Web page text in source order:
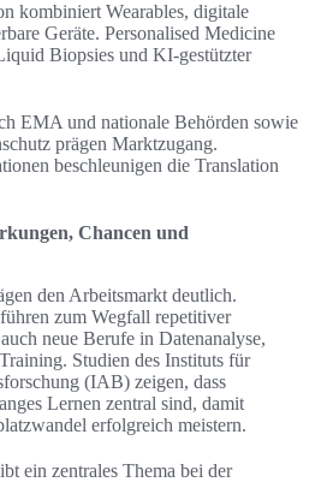
kombiniert Wearables, digitale
Geräte. Personalised Medicine
Biopsies und KI-gestützter
EMA und nationale Behörden sowie
prägen Marktzugang.
beschleunigen die Translation
Chancen und
den Arbeitsmarkt deutlich.
zum Wegfall repetitiver
neue Berufe in Datenanalyse,
Studien des Instituts für
(IAB) zeigen, dass
Lernen zentral sind, damit
erfolgreich meistern.
ein zentrales Thema bei der